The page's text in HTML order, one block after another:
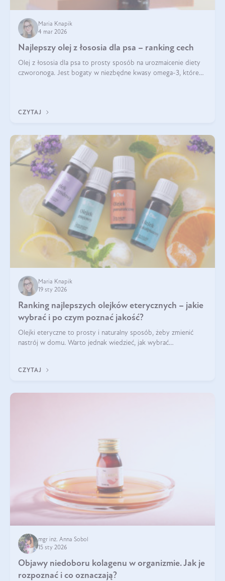
Maria Knapik
4 mar 2026
Najlepszy olej z łososia dla psa – ranking cech
Olej z łososia dla psa to prosty sposób na urozmaicenie diety
czworonoga. Jest bogaty w niezbędne kwasy omega-3, które
CZYTAJ
Maria Knapik
19 sty 2026
Ranking najlepszych olejków eterycznych – jakie
wybrać i po czym poznać jakość?
Olejki eteryczne to prosty i naturalny sposób, żeby zmienić
nastrój w domu. Warto jednak wiedzieć, jak wybrać
kryteria wyboru!
CZYTAJ
mgr inż. Anna Sobol
15 sty 2026
Objawy niedoboru kolagenu w organizmie. Jak je
rozpoznać i co oznaczają?